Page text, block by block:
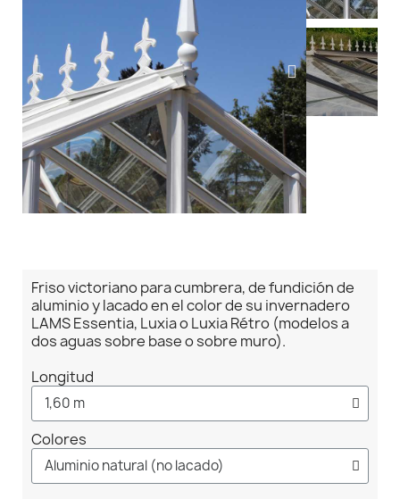
Friso victoriano para cumbrera, de fundición de
aluminio y lacado en el color de su invernadero
LAMS Essentia, Luxia o Luxia Rétro (modelos a
dos aguas sobre base o sobre muro).
Longitud
Colores